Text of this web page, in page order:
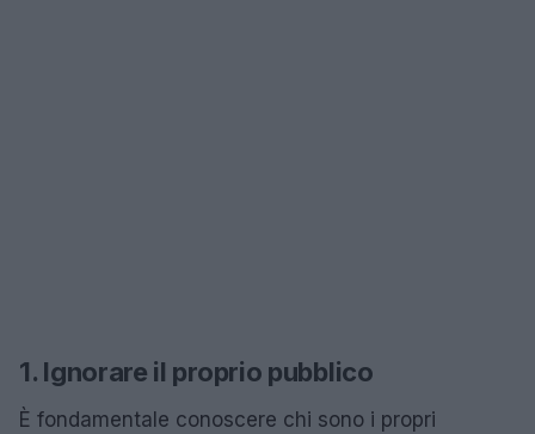
1. Ignorare il proprio pubblico
È fondamentale conoscere chi sono i propri